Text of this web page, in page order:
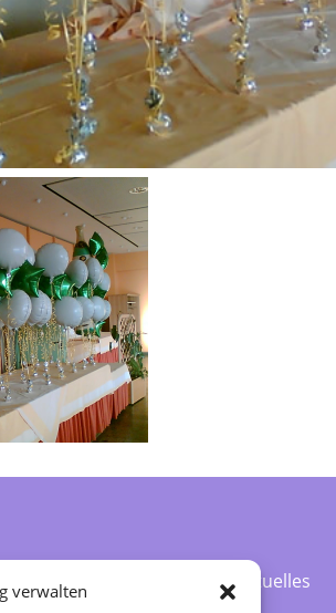
verwalten Aktuelles